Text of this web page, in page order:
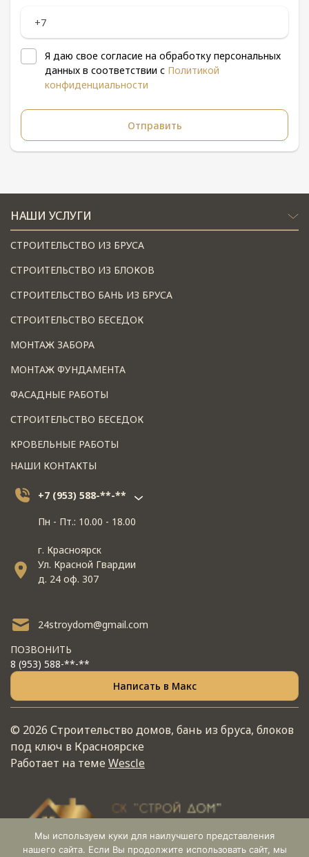
Я даю свое согласие на обработку персональных
данных в соответствии с Политикой
конфиденциальности
НАШИ УСЛУГИ
СТРОИТЕЛЬСТВО ИЗ БРУСА
СТРОИТЕЛЬСТВО ИЗ БЛОКОВ
СТРОИТЕЛЬСТВО БАНЬ ИЗ БРУСА
СТРОИТЕЛЬСТВО БЕСЕДОК
МОНТАЖ ЗАБОРА
МОНТАЖ ФУНДАМЕНТА
ФАСАДНЫЕ РАБОТЫ
СТРОИТЕЛЬСТВО БЕСЕДОК
КРОВЕЛЬНЫЕ РАБОТЫ
НАШИ КОНТАКТЫ
+7 (953) 588-**-**
Пн - Пт.: 10.00 - 18.00
г. Красноярск
Ул. Красной Гвардии
д. 24 оф. 307
24stroydom@gmail.com
ПОЗВОНИТЬ
8 (953) 588-**-**
Написать в Макс
© 2026 Строительство домов, бань из бруса, блоков
под ключ в Красноярске
Работает на темеWescle
Мы используем куки для наилучшего представления
нашего сайта. Если Вы продолжите использовать сайт, мы